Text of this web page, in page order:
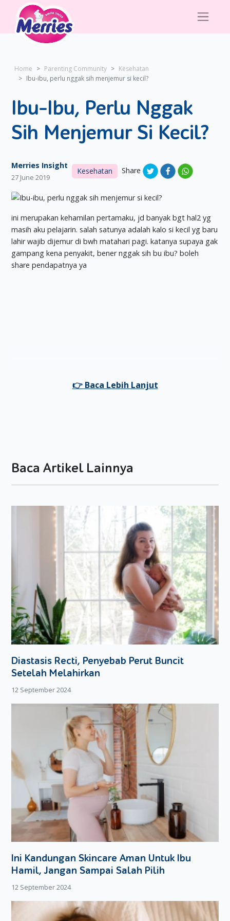
Home Parenting Community
Kesehatan
Ibu-ibu, perlu nggak sih menjemur si kecil?
Ibu-Ibu, Perlu Nggak
Sih Menjemur Si Kecil?
Merries Insight
27 June 2019
Kesehatan Share
ini merupakan kehamilan pertamaku, jd banyak bgt hal2 yg
masih aku pelajarin. salah satunya adalah kalo si kecil yg baru
lahir wajib dijemur di bwh matahari pagi. katanya supaya gak
gampang kena penyakit, bener nggak sih bu ibu? boleh
share pendapatnya ya
Baca Artikel Lainnya
Diastasis Recti, Penyebab Perut Buncit
Setelah Melahirkan
12 September 2024
Ini Kandungan Skincare Aman Untuk Ibu
Hamil, Jangan Sampai Salah Pilih
12 September 2024